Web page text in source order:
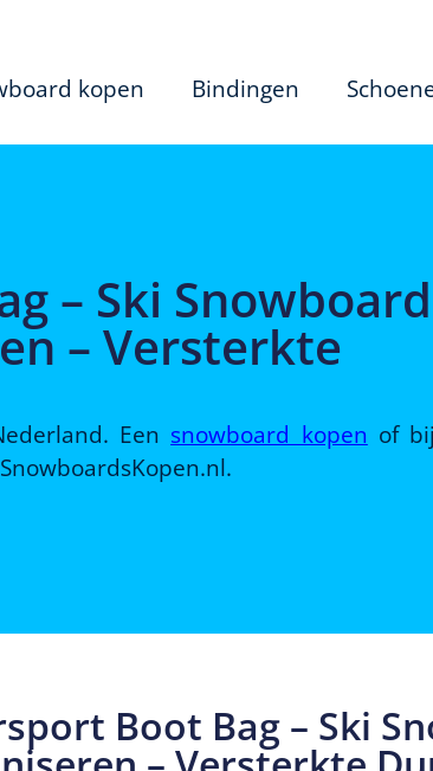
kopen Bindingen
– Ski
– Versterkte
Een snowboard kopen of
Boot Bag – Ski